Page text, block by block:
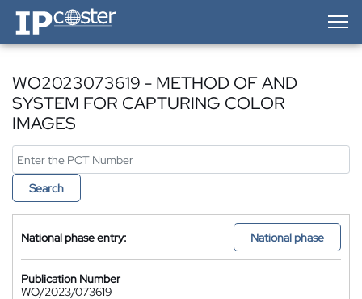
IP-Coster — Home
WO2023073619 - METHOD OF AND
SYSTEM FOR CAPTURING COLOR
IMAGES
Search
National phase entry: National phase
Publication Number
WO/2023/073619